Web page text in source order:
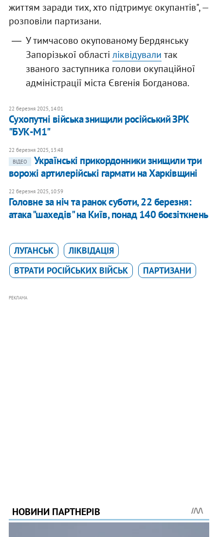
життям заради тих, хто підтримує окупантів", —
розповіли партизани.
У тимчасово окупованому Бердянську
Запорізької області ліквідували так
званого заступника голови окупаційної
адміністрації міста Євгенія Богданова.
22 березня 2025, 14:01
Сухопутні війська знищили російський ЗРК
"БУК-М1"
22 березня 2025, 13:48
ВІДЕО
Українські прикордонники знищили три
ворожі артилерійські гармати на Харківщині
22 березня 2025, 10:59
Головне за ніч та ранок суботи, 22 березня:
атака "шахедів" на Київ, понад 140 боєзіткнень
ЛУГАНСЬК
ЛІКВІДАЦІЯ
ВТРАТИ РОСІЙСЬКИХ ВІЙСЬК
ПАРТИЗАНИ
РЕКЛАМА